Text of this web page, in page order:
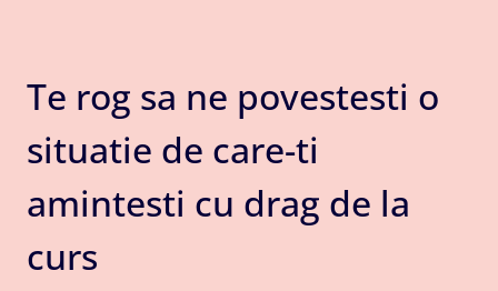
Te rog sa ne povestesti o
situatie de care-ti
amintesti cu drag de la
curs